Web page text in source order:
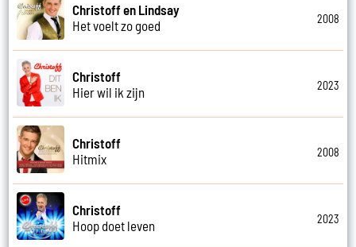
Christoff en Lindsay
Het voelt zo goed
2008
Christoff
Hier wil ik zijn
2023
Christoff
Hitmix
2008
Christoff
Hoop doet leven
2023